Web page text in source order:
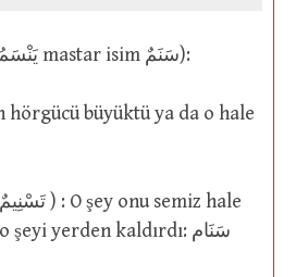
سَنِمَ (geniş zaman يَنْسَمُ mastar isim سَنَمٌ):
getirdi; şunun gibi o şeyi yerden kaldırdı: سَنَام